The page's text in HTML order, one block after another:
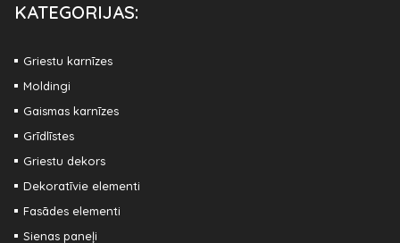
KATEGORIJAS:
Griestu karnīzes
Moldingi
Gaismas karnīzes
Grīdlīstes
Griestu dekors
Dekoratīvie elementi
Fasādes elementi
Sienas paneļi